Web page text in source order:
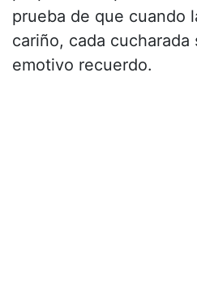
prueba de que cuando
cariño, cada
emotivo recuerdo.